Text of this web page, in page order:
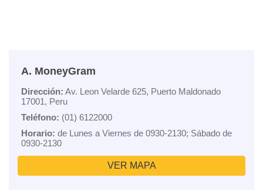
A. MoneyGram
Dirección: Av. Leon Velarde 625, Puerto Maldonado
17001, Peru
Teléfono: (01) 6122000
Horario: de Lunes a Viernes de 0930-2130; Sábado de
0930-2130
VER MAPA